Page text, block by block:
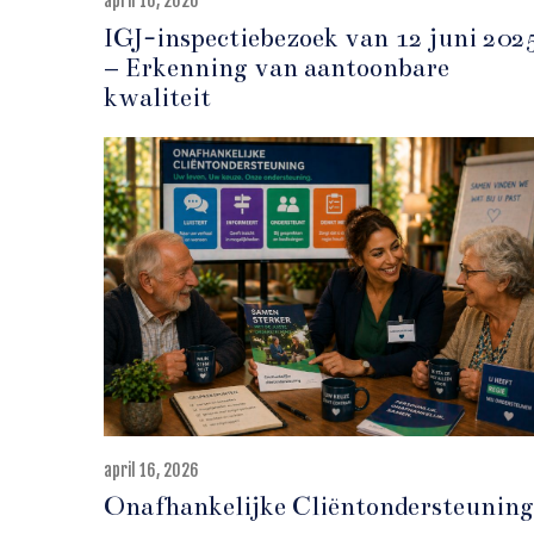
r
i
l
6
,
2
0
2
6
IGJ-inspectiebezoek van 12 juni
– Erkenning van aantoonbare
kwaliteit
april 16, 2026
r
Onafhankelijke Cliëntondersteuning